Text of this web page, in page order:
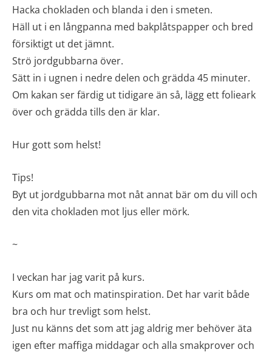
Hacka chokladen och blanda i den i smeten.
Häll ut i en långpanna med bakplåtspapper och bred
försiktigt ut det jämnt.
Strö jordgubbarna över.
Sätt in i ugnen i nedre delen och grädda 45 minuter.
Om kakan ser färdig ut tidigare än så, lägg ett folieark
över och grädda tills den är klar.
Hur gott som helst!
Tips!
Byt ut jordgubbarna mot nåt annat bär om du vill och
den vita chokladen mot ljus eller mörk.
~
I veckan har jag varit på kurs.
Kurs om mat och matinspiration. Det har varit både
bra och hur trevligt som helst.
Just nu känns det som att jag aldrig mer behöver äta
igen efter maffiga middagar och alla smakprover och